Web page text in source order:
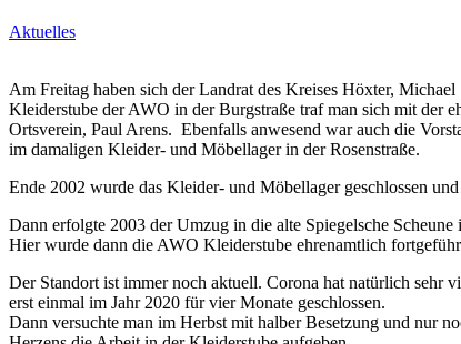
Aktuelles
Am Freitag haben sich der Landrat des Kreises Höxter,
Kleiderstube der AWO in der Burgstraße traf man sich mit der
Ortsverein, Paul Arens. Ebenfalls anwesend war auch die
im damaligen Kleider- und Möbellager in der Rosenstraße.
Ende 2002 wurde das Kleider- und Möbellager geschlossen
Dann erfolgte 2003 der Umzug in die alte Spiegelsche Scheune
Hier wurde dann die AWO Kleiderstube ehrenamtlich
Der Standort ist immer noch aktuell. Corona hat natürlich sehr
erst einmal im Jahr 2020 für vier Monate geschlossen.
Dann versuchte man im Herbst mit halber Besetzung und nur